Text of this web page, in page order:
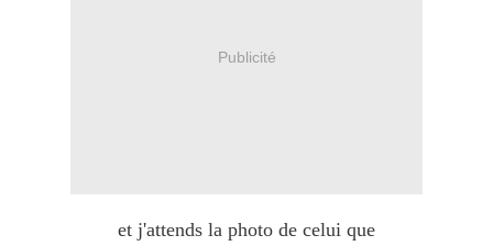
Publicité
et j'attends la photo de celui que